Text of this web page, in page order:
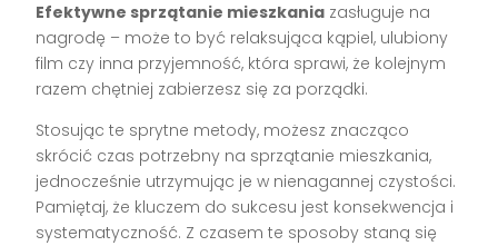
Efektywne sprzątanie mieszkania zasługuje na
nagrodę – może to być relaksująca kąpiel, ulubiony
film czy inna przyjemność, która sprawi, że kolejnym
razem chętniej zabierzesz się za porządki.
Stosując te sprytne metody, możesz znacząco
skrócić czas potrzebny na sprzątanie mieszkania,
jednocześnie utrzymując je w nienagannej czystości.
Pamiętaj, że kluczem do sukcesu jest konsekwencja i
systematyczność. Z czasem te sposoby staną się